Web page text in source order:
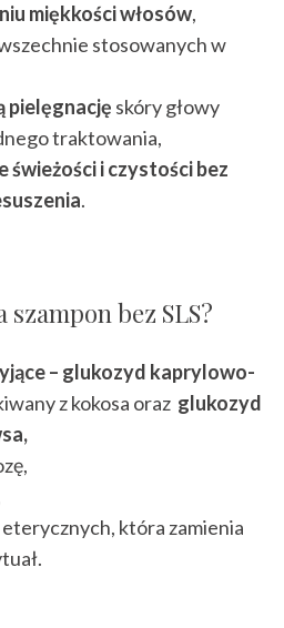
miękkości włosów,
stosowanych w
pielęgnację skóry głowy
traktowania,
świeżości i czystości bez
.
bez SLS?
– glukozyd kaprylowo-
z kokosa oraz glukozyd
która zamienia